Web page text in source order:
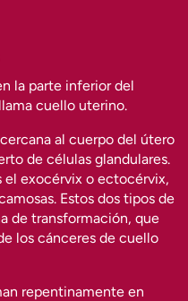
la parte inferior del
cuello uterino.
al cuerpo del útero
de células glandulares.
el exocérvix o ectocérvix,
Estos dos tipos de
de transformación, que
los cánceres de cuello
repentinamente en